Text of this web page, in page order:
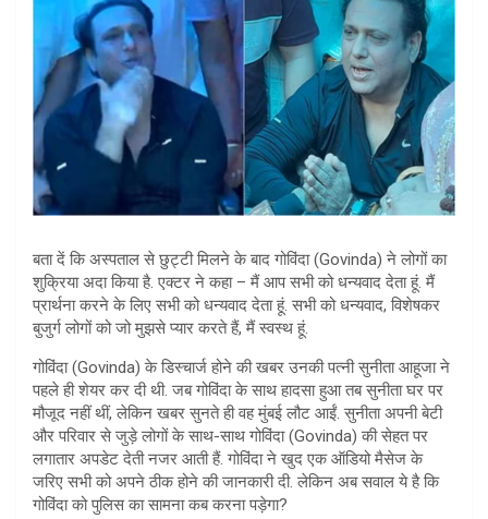
बता दें कि अस्पताल से छुट्टी मिलने के बाद गोविंदा (Govinda) ने लोगों का
शुक्रिया अदा किया है. एक्टर ने कहा – मैं आप सभी को धन्यवाद देता हूं. मैं
प्रार्थना करने के लिए सभी को धन्यवाद देता हूं. सभी को धन्यवाद, विशेषकर
बुजुर्ग लोगों को जो मुझसे प्यार करते हैं, मैं स्वस्थ हूं.
गोविंदा (Govinda) के डिस्चार्ज होने की खबर उनकी पत्नी सुनीता आहूजा ने
पहले ही शेयर कर दी थी. जब गोविंदा के साथ हादसा हुआ तब सुनीता घर पर
मौजूद नहीं थीं, लेकिन खबर सुनते ही वह मुंबई लौट आईं. सुनीता अपनी बेटी
और परिवार से जुड़े लोगों के साथ-साथ गोविंदा (Govinda) की सेहत पर
लगातार अपडेट देती नजर आती हैं. गोविंदा ने खुद एक ऑडियो मैसेज के
जरिए सभी को अपने ठीक होने की जानकारी दी. लेकिन अब सवाल ये है कि
गोविंदा को पुलिस का सामना कब करना पड़ेगा?